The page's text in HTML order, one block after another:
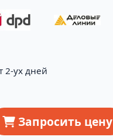
2-ух дней
Запросить цену